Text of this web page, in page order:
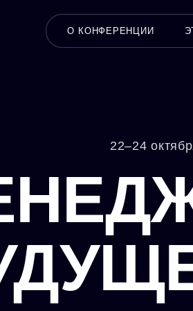
О КОНФЕРЕНЦИИ
22–24